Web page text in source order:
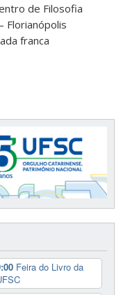
de Filosofia
Florianópolis
franca
Feira do Livro da